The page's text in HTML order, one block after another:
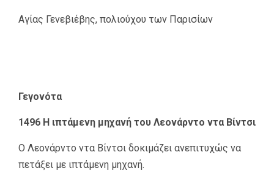
Αγίας Γενεβιέβης, πολιούχου των Παρισίων
Γεγονότα
1496 Η ιπτάμενη μηχανή του Λεονάρντο ντα Βίντσι
Ο Λεονάρντο ντα Βίντσι δοκιμάζει ανεπιτυχώς να
πετάξει με ιπτάμενη μηχανή.